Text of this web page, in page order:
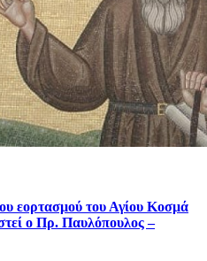
εορτασμού του Αγίου Κοσμά
ο Πρ. Παυλόπουλος –